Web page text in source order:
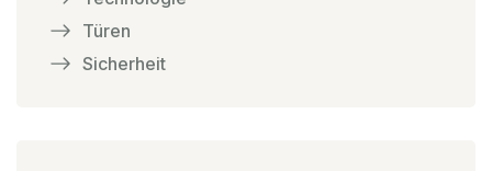
Türen
Sicherheit